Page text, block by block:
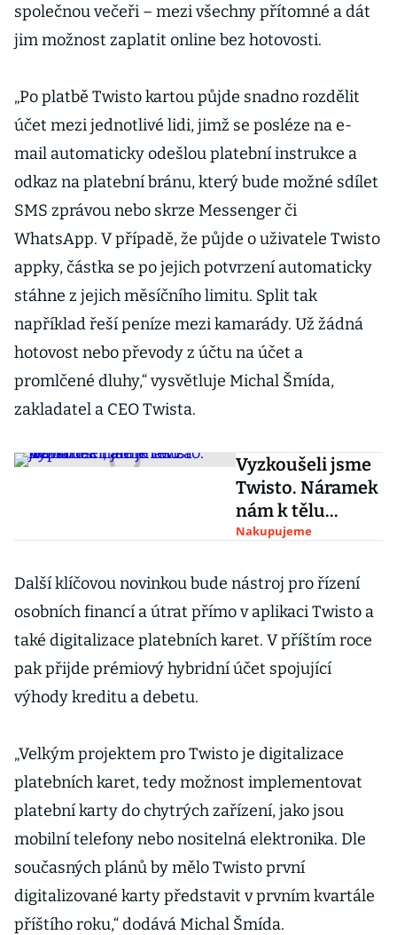
společnou večeři – mezi všechny přítomné a dát
jim možnost zaplatit online bez hotovosti.
„Po platbě Twisto kartou půjde snadno rozdělit
účet mezi jednotlivé lidi, jimž se posléze na e-
mail automaticky odešlou platební instrukce a
odkaz na platební bránu, který bude možné sdílet
SMS zprávou nebo skrze Messenger či
WhatsApp. V případě, že půjde o uživatele Twisto
appky, částka se po jejich potvrzení automaticky
stáhne z jejich měsíčního limitu. Split tak
například řeší peníze mezi kamarády. Už žádná
hotovost nebo převody z účtu na účet a
promlčené dluhy,“ vysvětluje Michal Šmída,
zakladatel a CEO Twista.
Vyzkoušeli jsme
Twisto. Náramek
nám k tělu
nepřirostl, ale
Nakupujeme
Další klíčovou novinkou bude nástroj pro řízení
osobních financí a útrat přímo v aplikaci Twisto a
také digitalizace platebních karet. V příštím roce
pak přijde prémiový hybridní účet spojující
výhody kreditu a debetu.
„Velkým projektem pro Twisto je digitalizace
platebních karet, tedy možnost implementovat
platební karty do chytrých zařízení, jako jsou
mobilní telefony nebo nositelná elektronika. Dle
současných plánů by mělo Twisto první
digitalizované karty představit v prvním kvartále
příštího roku,“ dodává Michal Šmída.